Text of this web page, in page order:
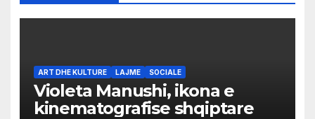
ART DHE KULTURE LAJME SOCIALE
Violeta Manushi, ikona e
kinematografise shqiptare